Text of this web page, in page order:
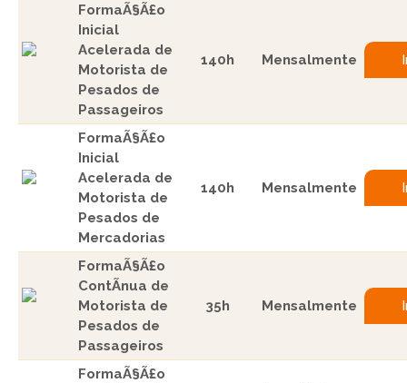
FormaÃ§Ã£o
Inicial
Acelerada de
Motorista de
Pesados de
Passageiros
140h Mensalmente
FormaÃ§Ã£o
Inicial
Acelerada de
Motorista de
Pesados de
Mercadorias
140h Mensalmente
FormaÃ§Ã£o
ContÃ­nua de
Motorista de
Pesados de
Passageiros
35h Mensalmente
FormaÃ§Ã£o